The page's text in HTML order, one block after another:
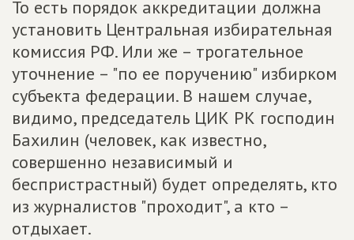
То есть порядок аккредитации должна
установить Центральная избирательная
комиссия РФ. Или же – трогательное
уточнение – "по ее поручению" избирком
субъекта федерации. В нашем случае,
видимо, председатель ЦИК РК господин
Бахилин (человек, как известно,
совершенно независимый и
беспристрастный) будет определять, кто
из журналистов "проходит", а кто –
отдыхает.